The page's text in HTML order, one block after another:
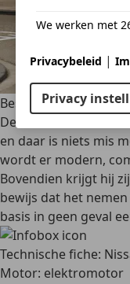
We werken met
Privacybeleid |
Privacy
Besluit
De nieuwe Nissan
en daar is niets mis
wordt er modern,
Bovendien krijgt hij
bewijs dat het nemen
basis in geen geval
Technische fiche:
Motor: elektromotor